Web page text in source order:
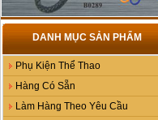
DANH MỤC SẢN PHẨM
Phụ Kiện Thể Thao
Hàng Có Sẵn
Làm Hàng Theo Yêu Cầu